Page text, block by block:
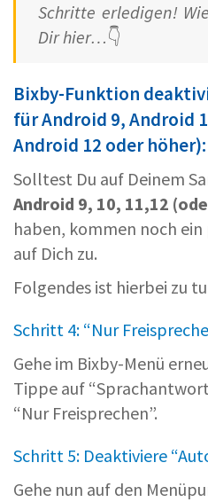
Schritte erledigen!
Dir hier…👇
Bixby-Funktion
für Android 9, Android
Android 12 oder höher):
Solltest Du auf Deinem
Android 9, 10, 11,12
haben, kommen noch ein
auf Dich zu.
Folgendes ist hierbei zu
Schritt 4: “Nur
Gehe im Bixby-Menü
Tippe auf
“Nur Freisprechen”.
Schritt 5: Deaktiviere
Gehe nun auf den